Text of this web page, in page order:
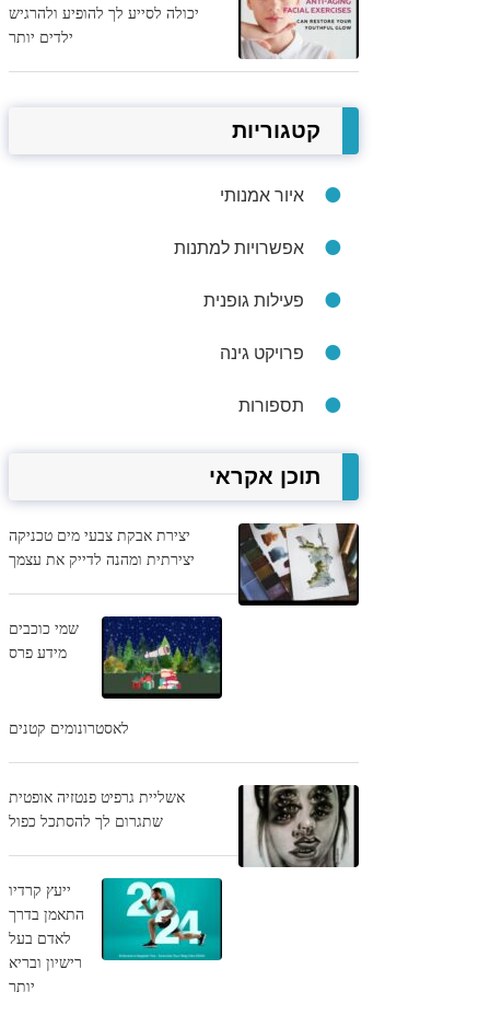
יכולה לסייע לך להופיע ולהרגיש
ילדים יותר
קטגוריות
איור אמנותי
אפשרויות למתנות
פעילות גופנית
פרויקט גינה
תספורות
תוכן אקראי
יצירת אבקת צבעי מים טכניקה
יצירתית ומהנה לדייק את עצמך
שמי כוכבים
מידע פרס
לאסטרונומים קטנים
אשליית גרפיט פנטזיה אופטית
שתגרום לך להסתכל כפול
ייעץ קרדיו
התאמן בדרך
לאדם בעל
רישיון ובריא
יותר